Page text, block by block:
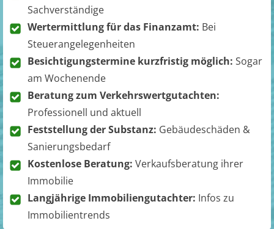
Sachverständige
Wertermittlung für das Finanzamt: Bei
Steuerangelegenheiten
Besichtigungstermine kurzfristig möglich: Sogar
am Wochenende
Beratung zum Verkehrswertgutachten:
Professionell und aktuell
Feststellung der Substanz: Gebäudeschäden &
Sanierungsbedarf
Kostenlose Beratung: Verkaufsberatung ihrer
Immobilie
Langjährige Immobiliengutachter: Infos zu
Immobilientrends